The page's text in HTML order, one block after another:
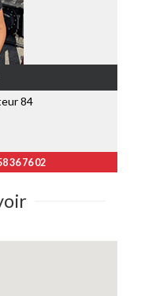
84
36 76 02